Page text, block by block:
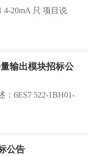
4-20mA 只 项目说
输出模块招标公
：6ES7 522-1BH01-
公告